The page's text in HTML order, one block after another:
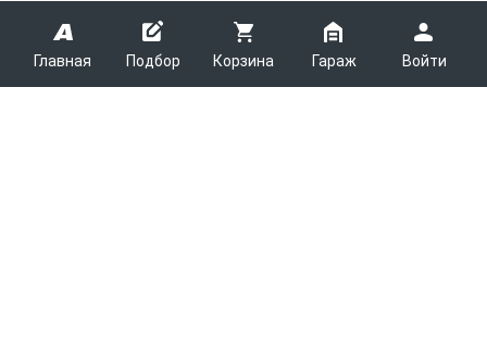
Главная Подбор Корзина Гараж Войти